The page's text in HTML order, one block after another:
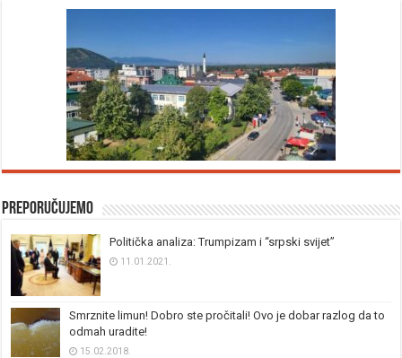
Preporučujemo
Politička analiza: Trumpizam i “srpski svijet”
11.01.2021.
Smrznite limun! Dobro ste pročitali! Ovo je dobar razlog da to
odmah uradite!
15.02.2018.